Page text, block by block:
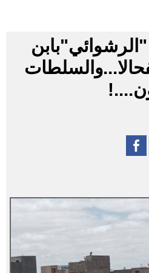
"الرشوائي"بابن